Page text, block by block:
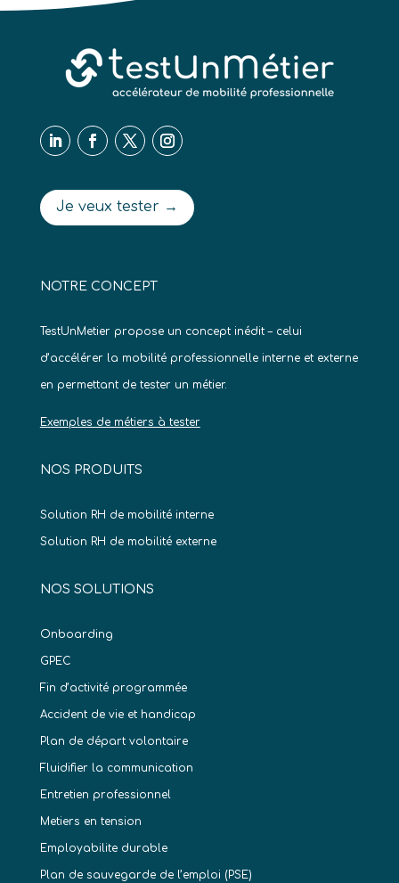
Je veux tester →
NOTRE CONCEPT
TestUnMetier propose un concept inédit – celui
d’accélérer la mobilité professionnelle interne et externe
en permettant de tester un métier.
Exemples de métiers à tester
NOS PRODUITS
Solution RH de mobilité interne
Solution RH de mobilité externe
NOS SOLUTIONS
Onboarding
GPEC
Fin d’activité programmée
Accident de vie et handicap
Plan de départ volontaire
Fluidifier la communication
Entretien professionnel
Metiers en tension
Employabilite durable
Plan de sauvegarde de l’emploi (PSE)